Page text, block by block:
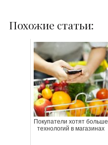
Похожие статьи:
Покупатели хотят больше
технологий в магазинах